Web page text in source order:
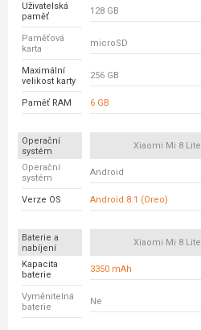
Uživatelská
paměť
128 GB
Paměťová
karta
microSD
Maximální
velikost karty
256 GB
Paměť RAM 6 GB
Operační
systém
Xiaomi Mi 8 Lite
Operační
systém
Android
Verze OS Android 8.1 (Oreo)
Baterie a
nabíjení
Xiaomi Mi 8 Lite
Kapacita
baterie
3350 mAh
Vyměnitelná
baterie
Ne